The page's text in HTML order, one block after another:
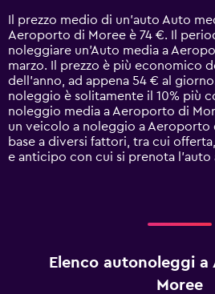
14
categories.
The
chart
has
1
Y
axis
displaying
values.
Range:
Il prezzo medio di un'auto Auto
Aeroporto di Moree è 74 €. Il
noleggiare un'Auto media a
marzo. Il prezzo è più economico
dell'anno, ad appena 54 € al
noleggio è solitamente il 10% più
noleggio media a Aeroporto di
un veicolo a noleggio a Aeroporto
base a diversi fattori, tra cui
e anticipo con cui si prenota l'auto
Elenco autonoleggi
Moree